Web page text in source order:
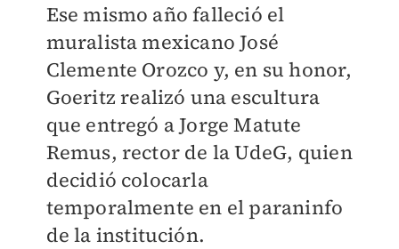
Ese mismo año falleció el
muralista mexicano José
Clemente Orozco y, en su honor,
Goeritz realizó una escultura
que entregó a Jorge Matute
Remus, rector de la UdeG, quien
decidió colocarla
temporalmente en el paraninfo
de la institución.